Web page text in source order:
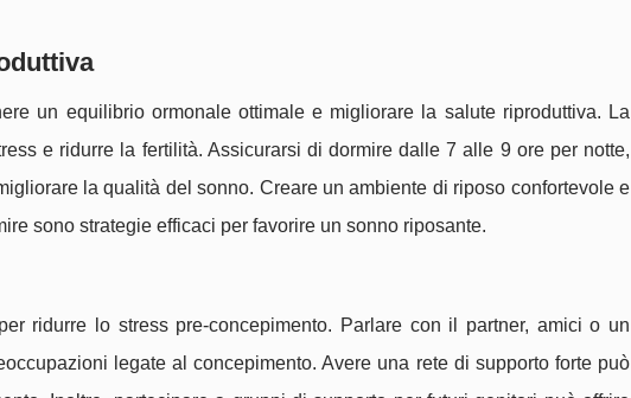
un equilibrio ormonale ottimale e migliorare la salute riproduttiva. La
e ridurre la fertilità. Assicurarsi di dormire dalle 7 alle 9 ore per notte,
la qualità del sonno. Creare un ambiente di riposo confortevole e
sono strategie efficaci per favorire un sonno riposante.
ridurre lo stress pre-concepimento. Parlare con il partner, amici o un
legate al concepimento. Avere una rete di supporto forte può